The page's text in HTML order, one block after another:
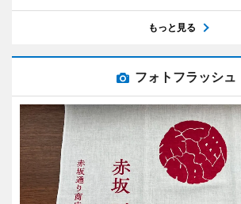
もっと見る
フォトフラッシュ